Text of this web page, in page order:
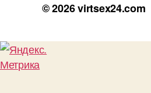
© 2026virtsex24.com